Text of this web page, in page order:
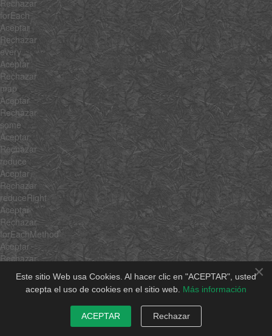
×
Este sitio Web usa Cookies. Al hacer clic en "ACEPTAR", usted
acepta el uso de cookies en el sitio web. Más información
ACEPTAR Rechazar
Rechazar
forEach
Aceptar
Rechazar
every
Aceptar
Rechazar
map
Aceptar
Rechazar
some
Aceptar
Rechazar
reduce
Aceptar
Rechazar
reduceRight
Aceptar
Rechazar
forEachMethod
Aceptar
Rechazar
clone